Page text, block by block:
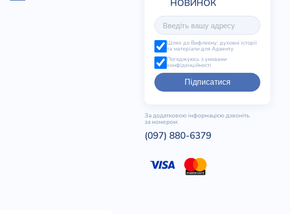
Шлях до Вифлеєму: духовні історії
та матеріали для Адвенту
Погоджуюсь з умовами
конфіденційності
Підписатися
За додатковою інформацією дзвоніть
за номером:
(097) 880-6379